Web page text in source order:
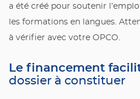
a été créé pour soutenir
les formations en langues.
à vérifier avec votre OPCO.
Le financement
dossier à constituer